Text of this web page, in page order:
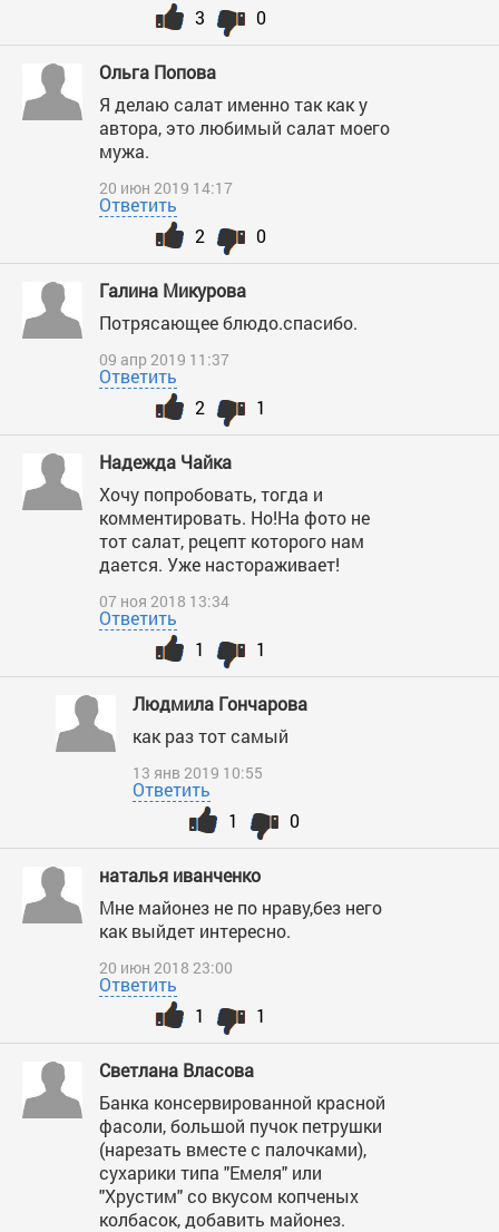
0
3
Ольга Попова
Я делаю салат именно так как у
автора, это любимый салат моего
мужа.
20 июн 2019 14:17
Ответить
0
2
Галина Микурова
Потрясающее блюдо.спасибо.
09 апр 2019 11:37
Ответить
1
2
Надежда Чайка
Хочу попробовать, тогда и
комментировать. Но!На фото не
тот салат, рецепт которого нам
дается. Уже настораживает!
07 ноя 2018 13:34
Ответить
1
1
Людмила Гончарова
как раз тот самый
13 янв 2019 10:55
Ответить
0
1
наталья иванченко
Мне майонез не по нраву,без него
как выйдет интересно.
20 июн 2018 23:00
Ответить
1
1
Светлана Власова
Банка консервированной красной
фасоли, большой пучок петрушки
(нарезать вместе с палочками),
сухарики типа "Емеля" или
"Хрустим" со вкусом копченых
колбасок, добавить майонез.